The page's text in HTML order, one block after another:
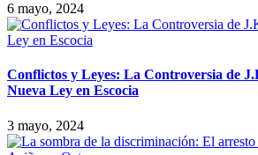
6 mayo, 2024
Conflictos y Leyes: La Controversia de
Nueva Ley en Escocia
3 mayo, 2024